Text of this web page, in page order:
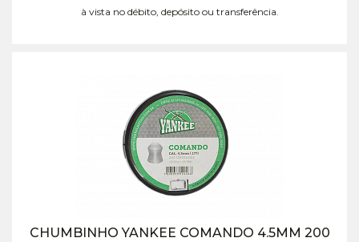
à vista no débito, depósito ou transferência.
CHUMBINHO YANKEE COMANDO 4.5MM 200